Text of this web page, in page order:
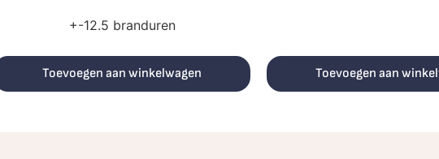
+-12.5 branduren
Toevoegen aan winkelwagen Toevoegen aan